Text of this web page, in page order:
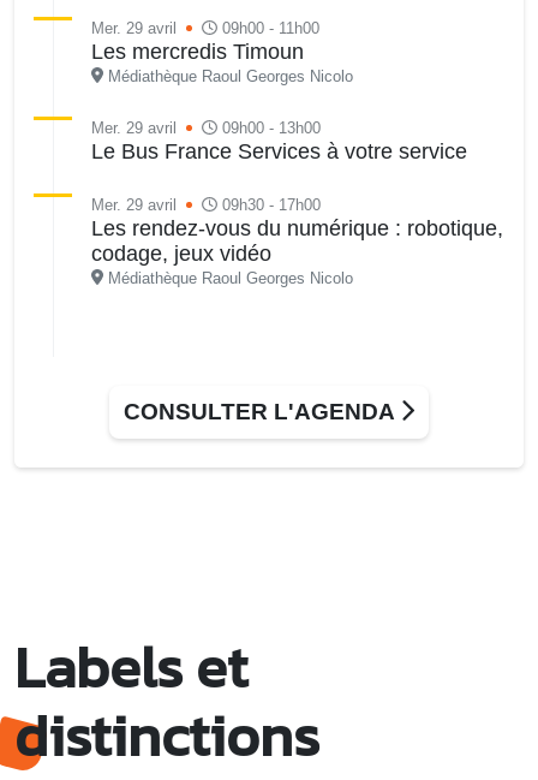
Mer. 29 avril 09h00 - 11h00
Les mercredis Timoun
Médiathèque Raoul Georges Nicolo
Mer. 29 avril 09h00 - 13h00
Le Bus France Services à votre service
Mer. 29 avril 09h30 - 17h00
Les rendez-vous du numérique : robotique,
codage, jeux vidéo
Médiathèque Raoul Georges Nicolo
CONSULTER L'AGENDA
Labels et
distinctions